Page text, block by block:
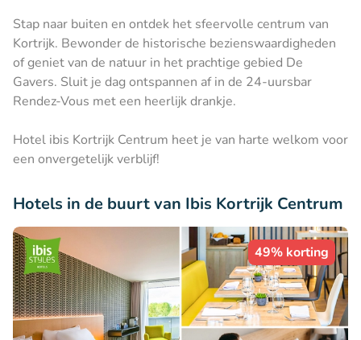
Stap naar buiten en ontdek het sfeervolle centrum van
Kortrijk. Bewonder de historische bezienswaardigheden
of geniet van de natuur in het prachtige gebied De
Gavers. Sluit je dag ontspannen af in de 24-uursbar
Rendez-Vous met een heerlijk drankje.
Hotel ibis Kortrijk Centrum heet je van harte welkom voor
een onvergetelijk verblijf!
Hotels in de buurt van Ibis Kortrijk Centrum
49% korting